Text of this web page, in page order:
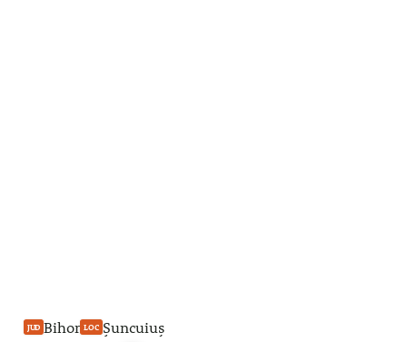
JUD Bihor LOC Șuncuiuș